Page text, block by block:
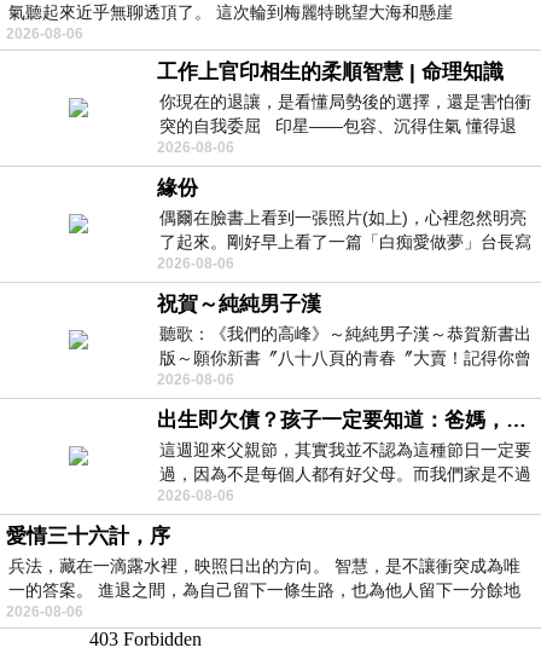
氣聽起來近乎無聊透頂了。 這次輪到梅麗特眺望大海和懸崖
2026-08-06
工作上官印相生的柔順智慧 | 命理知識
你現在的退讓，是看懂局勢後的選擇，還是害怕衝
突的自我委屈 印星——包容、沉得住氣 懂得退
一步觀察，不會
2026-08-06
緣份
偶爾在臉書上看到一張照片(如上)，心裡忽然明亮
了起來。剛好早上看了一篇「白痴愛做夢」台長寫
的貼文，在回顧年輕時瘋狂愛上
2026-08-06
祝賀～純純男子漢
聽歌：《我們的高峰》～純純男子漢～恭賀新書出
版～願你新書〞八十八頁的青春〞大賣！記得你曾
經在我的版留言…「好讚的圖^^感覺大家
2026-08-06
出生即欠債？孩子一定要知道：爸媽，其實我不欠你們
這週迎來父親節，其實我並不認為這種節日一定要
過，因為不是每個人都有好父母。而我們家是不過
節的，平時也沒什麼儀式感，生活趨近冷
2026-08-06
愛情三十六計，序
兵法，藏在一滴露水裡，映照日出的方向。 智慧，是不讓衝突成為唯
一的答案。 進退之間，為自己留下一條生路，也為他人留下一分餘地
2026-08-06